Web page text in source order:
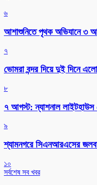
৬
আশাশুনিতে পৃথক অভিযানে ৩
৭
ভোমরা বন্দর দিয়ে দুই দিনে
৮
৭ আগস্ট: ন্যাশনাল লাইটহাউস
৯
শ্যামনগরে সিএনআরএসের
১০
সর্বশেষ সব খবর